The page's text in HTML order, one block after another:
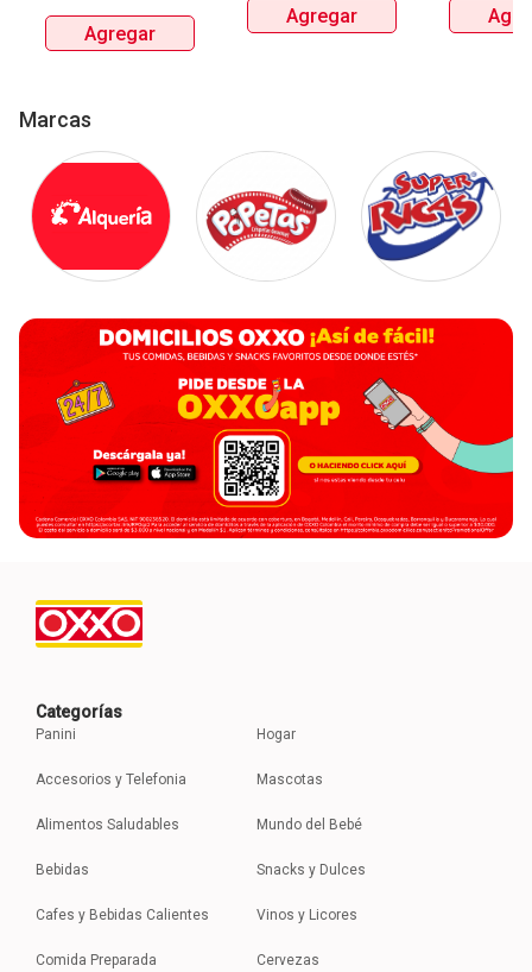
Agregar
Agregar
Marcas
Categorías
Panini
Accesorios y Telefonia
Alimentos Saludables
Bebidas
Cafes y Bebidas Calientes
Comida Preparada
Hogar
Mascotas
Mundo del Bebé
Snacks y Dulces
Vinos y Licores
Cervezas